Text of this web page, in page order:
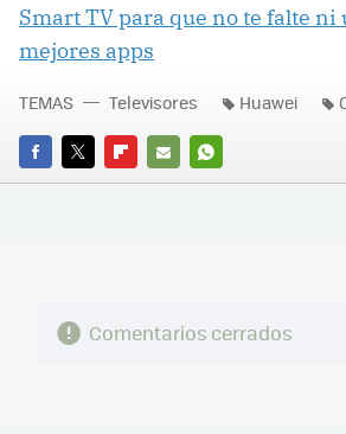
Smart TV para que no te falte ni
mejores apps
FACEBOOK
TWITTERFLIPBOARD
E-
WHATSAPP
TEMAS Televisores Huawei
Comentarios cerrados